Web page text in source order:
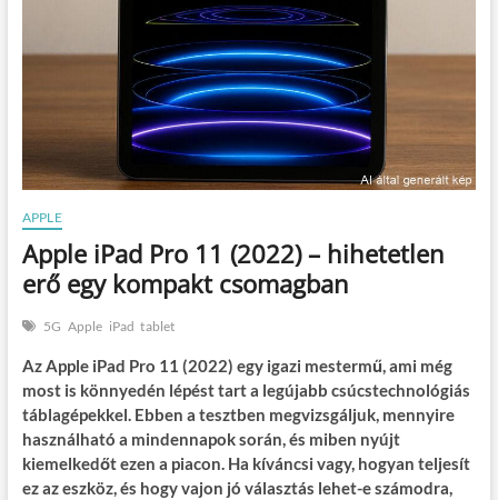
APPLE
Apple iPad Pro 11 (2022) – hihetetlen
erő egy kompakt csomagban
5G Apple iPad tablet
Az Apple iPad Pro 11 (2022) egy igazi mestermű, ami még
most is könnyedén lépést tart a legújabb csúcstechnológiás
táblagépekkel. Ebben a tesztben megvizsgáljuk, mennyire
használható a mindennapok során, és miben nyújt
kiemelkedőt ezen a piacon. Ha kíváncsi vagy, hogyan teljesít
ez az eszköz, és hogy vajon jó választás lehet-e számodra,